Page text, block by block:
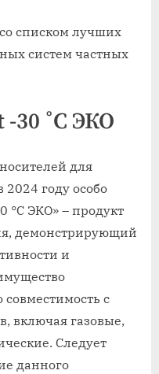
списком лучших
систем частных
30 ˚C ЭКО
для
году особо
°C ЭКО» – продукт
демонстрирующий
и
совместимость с
включая газовые,
Следует
данного